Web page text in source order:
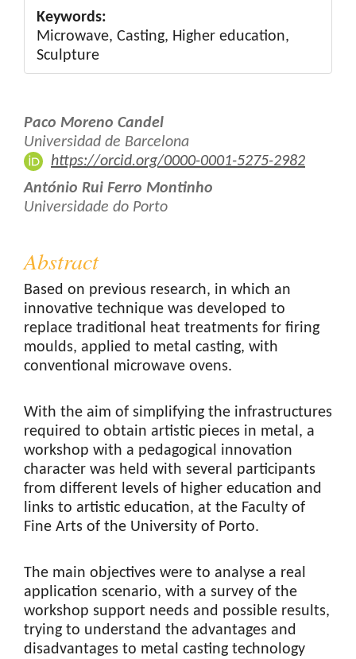
Keywords:
Microwave, Casting, Higher education,
Sculpture
Main
Article
Content
Paco Moreno Candel
Universidad de Barcelona
https://orcid.org/0000-0001-5275-2982
António Rui Ferro Montinho
Universidade do Porto
Abstract
Based on previous research, in which an
innovative technique was developed to
replace traditional heat treatments for firing
moulds, applied to metal casting, with
conventional microwave ovens.
With the aim of simplifying the infrastructures
required to obtain artistic pieces in metal, a
workshop with a pedagogical innovation
character was held with several participants
from different levels of higher education and
links to artistic education, at the Faculty of
Fine Arts of the University of Porto.
The main objectives were to analyse a real
application scenario, with a survey of the
workshop support needs and possible results,
trying to understand the advantages and
disadvantages to metal casting technology